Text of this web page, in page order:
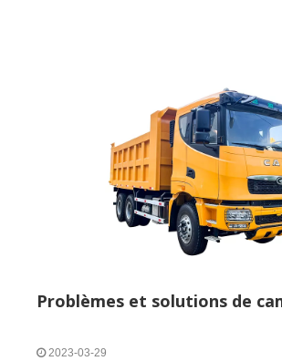
polluants pendant le
majorité des travailleurs de
trop fatigués pour les entretenir, ce qui
corrosion de surface des camions à
basculante plus rapide que celle des
particulières ordinaires.Beaucoup
conséquent, des exigences plus
en avant pour le processus antirouille
procédures de processus pour le
2023-03-29